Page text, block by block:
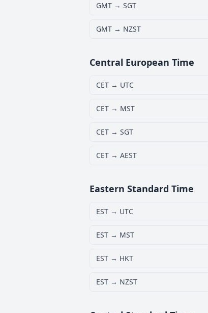
GMT → SGT
GMT → NZST
Central European Time
CET → UTC
CET → MST
CET → SGT
CET → AEST
Eastern Standard Time
EST → UTC
EST → MST
EST → HKT
EST → NZST